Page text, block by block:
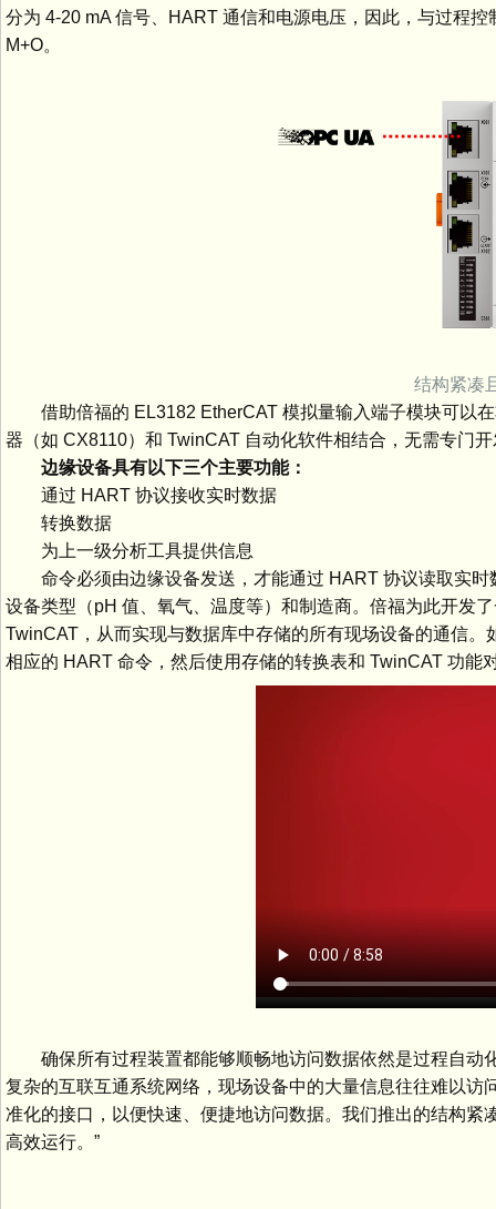
分为 4-20 mA 信号、HART 通信和电源电压，因此，与过程
M+O。
结构紧凑
借助倍福的 EL3182 EtherCAT 模拟量输入端子模块可以在
器（如 CX8110）和 TwinCAT 自动化软件相结合，无需专门
边缘设备具有以下三个主要功能：
通过 HART 协议接收实时数据
转换数据
为上一级分析工具提供信息
命令必须由边缘设备发送，才能通过 HART 协议读取实时
设备类型（pH 值、氧气、温度等）和制造商。倍福为此开发
TwinCAT，从而实现与数据库中存储的所有现场设备的通信
相应的 HART 命令，然后使用存储的转换表和 TwinCAT 功能
确保所有过程装置都能够顺畅地访问数据依然是过程自动
复杂的互联互通系统网络，现场设备中的大量信息往往难以
准化的接口，以便快速、便捷地访问数据。我们推出的结构
高效运行。”